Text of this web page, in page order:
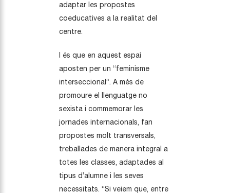
adaptar les propostes
coeducatives a la realitat del
centre.
I és que en aquest espai
aposten per un “feminisme
interseccional”. A més de
promoure el llenguatge no
sexista i commemorar les
jornades internacionals, fan
propostes molt transversals,
treballades de manera integral a
totes les classes, adaptades al
tipus d’alumne i les seves
necessitats. “Si veiem que, entre